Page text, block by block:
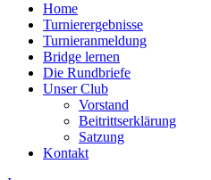
Home
Turnierergebnisse
Turnieranmeldung
Bridge lernen
Die Rundbriefe
Unser Club
Vorstand
Beitrittserklärung
Satzung
Kontakt